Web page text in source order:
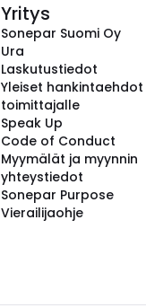
Yritys
Sonepar Suomi Oy
Ura
Laskutustiedot
Yleiset hankintaehdot
toimittajalle
Speak Up
Code of Conduct
Myymälät ja myynnin
yhteystiedot
Sonepar Purpose
Vierailijaohje